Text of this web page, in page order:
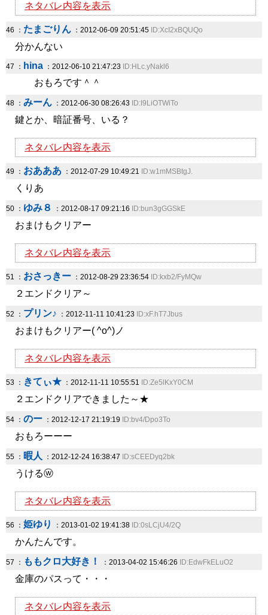
ネタバレ内容を表示
46 ： たまごりん ：2012-06-09 20:51:45 ID:XcI2xBQUQo
分かんない
47 ： hina ：2012-06-10 21:47:23 ID:HLc.yNakl6
おもろです＾＾
48 ： みーん ：2012-06-30 08:26:43 ID:I9LiOTWiTo
鍵とか、暗証番号、いる？
ネタバレ内容を表示
49 ： おあああ ：2012-07-29 10:49:21 ID:w1mMSBtgJ.
くりあ
50 ： ゆみ８ ：2012-08-17 09:21:16 ID:bun3gGGSkE
おまけもクリアー
ネタバレ内容を表示
51 ： おさっきー ：2012-08-29 23:36:54 ID:kxb2/FyMQw
２エンドクリア～
52 ： プリン♪ ：2012-11-11 10:41:23 ID:xF.hT7Jbus
おまけもクリアー( ^o^)ノ
ネタバレ内容を表示
53 ： きてぃ★ ：2012-11-11 10:55:51 ID:Ze5lKxY0CM
２エンドクリアできました～★
54 ： のー ：2012-12-17 21:19:19 ID:bv4/Dpo3To
おもろーーー
55 ： 暇人 ：2012-12-24 16:38:47 ID:sCEEDyq2bk
うけるⓦ
ネタバレ内容を表示
56 ： 姫ゆり ：2013-01-02 19:41:38 ID:0sLCjU4/2Q
かんたんです。
57 ： ももクロ大好き！ ：2013-04-02 15:46:26 ID:EdwFkELuO2
金庫のパスって・・・
ネタバレ内容を表示